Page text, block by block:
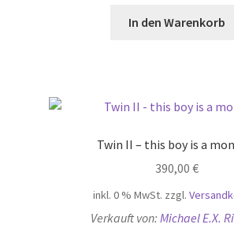
In den Warenkorb
Twin II – this boy is a
390,00 €
inkl. 0 % MwSt. zzgl.
Verkauft von: Michael E.X.